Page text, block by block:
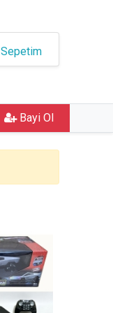
Sepetim
Bayi Ol